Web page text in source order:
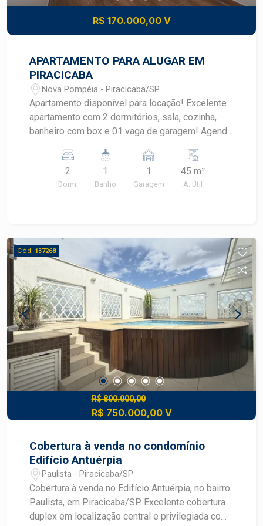
R$ 170.000,00 V
APARTAMENTO PARA ALUGAR EM
PIRACICABA
Nova Pompéia - Piracicaba/SP
Apartamento disponível para locação! Excelente
apartamento com 2 dormitórios, sala, cozinha,
banheiro com box e 01 vaga de garagem! Agende
2
Dorm.
1
Banho
1
Garagem
45 m²
A. Útil
Cód. 137268
R$ 800.000,00
R$ 750.000,00 V
Cobertura à venda no condomínio
Edifício Antuérpia
Paulista - Piracicaba/SP
Cobertura à venda no Edifício Antuérpia, no bairro
Paulista, em Piracicaba/SP. Excelente cobertura
duplex em localização central e privilegiada com